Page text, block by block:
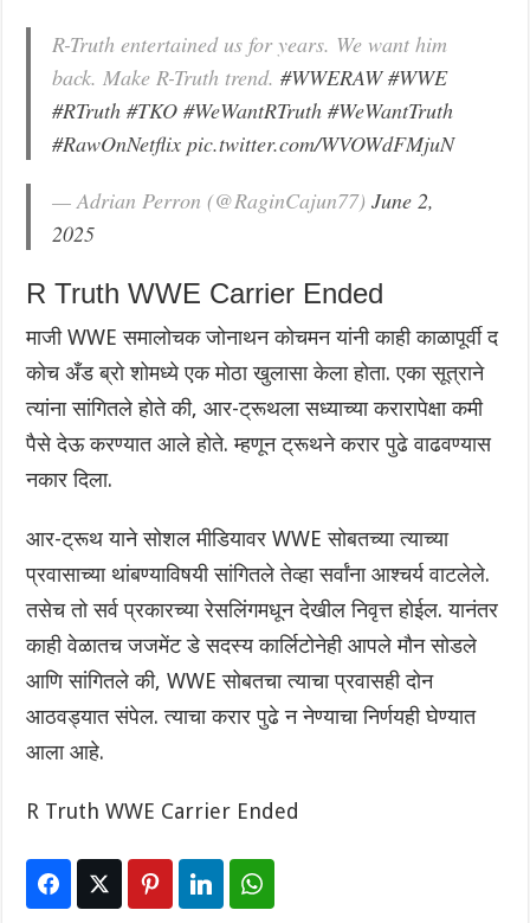
R-Truth entertained us for years. We want him
back. Make R-Truth trend.#WWERAW #WWE
#RTruth #TKO #WeWantRTruth #WeWantTruth
#RawOnNetflix pic.twitter.com/WVOWdFMjuN
— Adrian Perron (@RaginCajun77)June 2,
2025
R Truth WWE Carrier Ended
माजी WWE समालोचक जोनाथन कोचमन यांनी काही काळापूर्वी द
कोच अँड ब्रो शोमध्ये एक मोठा खुलासा केला होता. एका सूत्राने
त्यांना सांगितले होते की, आर-ट्रूथला सध्याच्या करारापेक्षा कमी
पैसे देऊ करण्यात आले होते. म्हणून ट्रूथने करार पुढे वाढवण्यास
नकार दिला.
आर-ट्रूथ याने सोशल मीडियावर WWE सोबतच्या त्याच्या
प्रवासाच्या थांबण्याविषयी सांगितले तेव्हा सर्वांना आश्चर्य वाटलेले.
तसेच तो सर्व प्रकारच्या रेसलिंगमधून देखील निवृत्त होईल. यानंतर
काही वेळातच जजमेंट डे सदस्य कार्लिटोनेही आपले मौन सोडले
आणि सांगितले की, WWE सोबतचा त्याचा प्रवासही दोन
आठवड्यात संपेल. त्याचा करार पुढे न नेण्याचा निर्णयही घेण्यात
आला आहे.
R Truth WWE Carrier Ended